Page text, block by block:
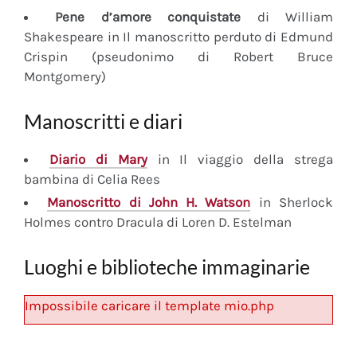
Pene d’amore conquistate di William
Shakespeare in Il manoscritto perduto di Edmund
Crispin (pseudonimo di Robert Bruce
Montgomery)
Manoscritti e diari
Diariodi Maryin Il viaggio della strega
bambina di Celia Rees
Manoscritto di John H. Watson in Sherlock
Holmes contro Dracula di Loren D. Estelman
Luoghi e biblioteche immaginarie
Impossibile caricare il template mio.php